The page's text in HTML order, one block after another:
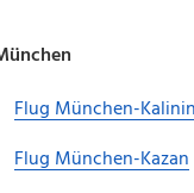
Flug München-
Flug München-Kazan